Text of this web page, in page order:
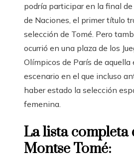
podría participar en la final
de Naciones, el primer título
selección de Tomé. Pero
ocurrió en una plaza de los
Olímpicos de París de aquella
escenario en el que incluso
haber estado la selección
femenina.
La lista completa
Montse Tomé: